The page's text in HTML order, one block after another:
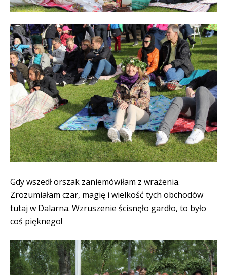
Gdy wszedł orszak zaniemówiłam z wrażenia.
Zrozumiałam czar, magię i wielkość tych obchodów
tutaj w Dalarna. Wzruszenie ścisnęło gardło, to było
coś pięknego!